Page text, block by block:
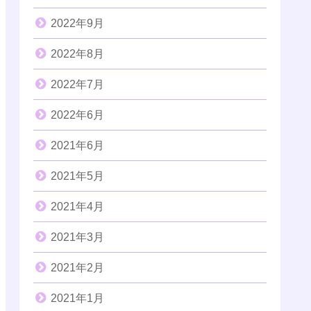
2022年9月
2022年8月
2022年7月
2022年6月
2021年6月
2021年5月
2021年4月
2021年3月
2021年2月
2021年1月